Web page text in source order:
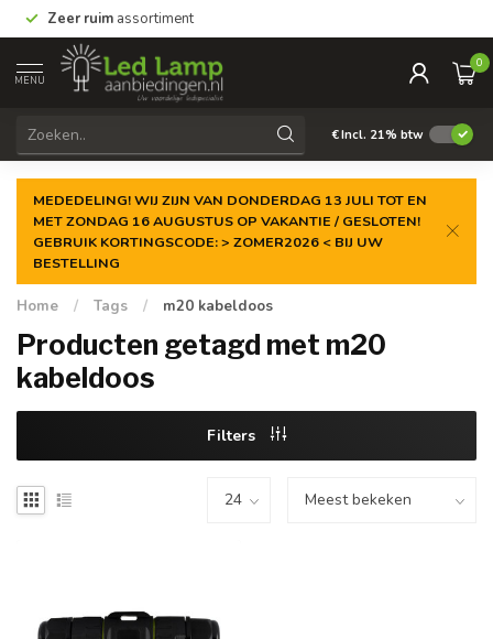
Zeer ruim assortiment
MENU
0
€Incl. 21% btw
MEDEDELING! WIJ ZIJN VAN DONDERDAG 13 JULI TOT EN
MET ZONDAG 16 AUGUSTUS OP VAKANTIE / GESLOTEN!
GEBRUIK KORTINGSCODE: > ZOMER2026 < BIJ UW
BESTELLING
Home / Tags / m20 kabeldoos
Producten getagd met m20
kabeldoos
Filters